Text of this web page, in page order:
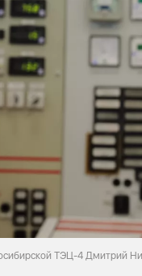
ТЭЦ-4 Дмитрий